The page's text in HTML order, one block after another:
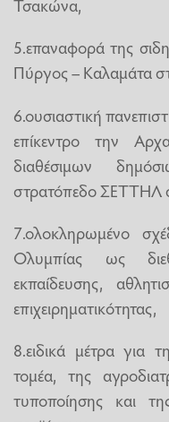
Τσακώνα,
5.επαναφορά της
Πύργος – Καλαμάτα
6.ουσιαστική
επίκεντρο την
διαθέσιμων
στρατόπεδο ΣΕΤΤΗΛ
7.ολοκληρωμένο
Ολυμπίας ως
εκπαίδευσης,
επιχειρηματικότητας,
8.ειδικά μέτρα για
τομέα, της
τυποποίησης και